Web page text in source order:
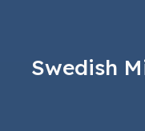
Swedish